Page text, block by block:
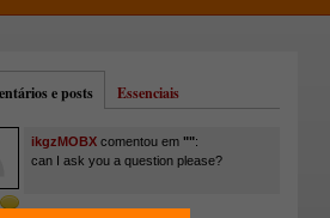
e posts Essenciais
ikgzMOBX comentou em "":
can I ask you a question please?